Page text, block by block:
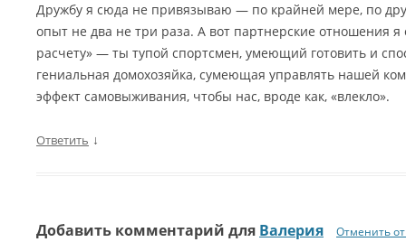
Дружбу я сюда не привязываю — по крайней мере, по
опыт не два не три раза. А вот партнерские отношения
расчету» — ты тупой спортсмен, умеющий готовить и
гениальная домохозяйка, сумеющая управлять нашей
эффект самовыживания, чтобы нас, вроде как, «влекло».
Ответить ↓
Добавить комментарий для Валерия Отменить